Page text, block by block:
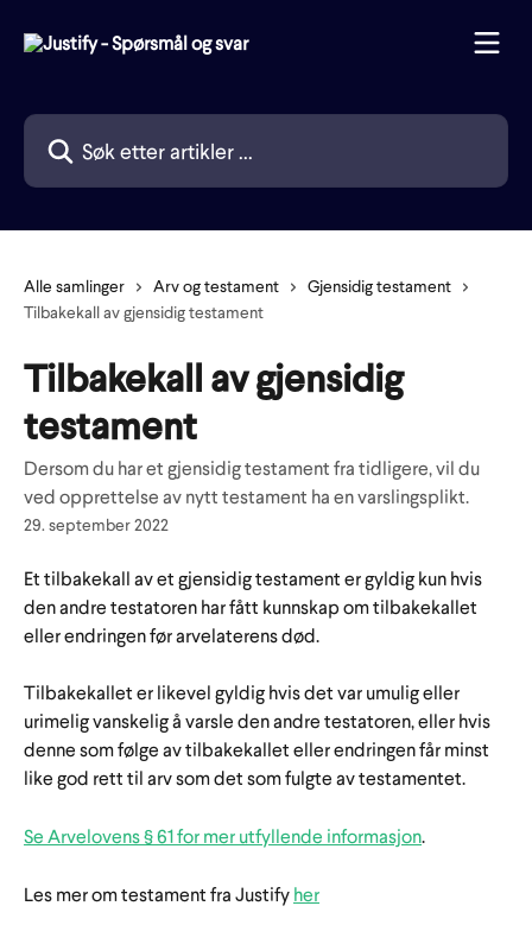
Søk etter artikler ...
Alle samlinger Arv og testament
Gjensidig testament
Tilbakekall av gjensidig testament
Tilbakekall av gjensidig
testament
Dersom du har et gjensidig testament fra tidligere, vil du
ved opprettelse av nytt testament ha en varslingsplikt.
29. september 2022
Et tilbakekall av et gjensidig testament er gyldig kun hvis
den andre testatoren har fått kunnskap om tilbakekallet
eller endringen før arvelaterens død.
Tilbakekallet er likevel gyldig hvis det var umulig eller
urimelig vanskelig å varsle den andre testatoren, eller hvis
denne som følge av tilbakekallet eller endringen får minst
like god rett til arv som det som fulgte av testamentet.
Se Arvelovens § 61 for mer utfyllende informasjon.
Les mer om testament fra Justify her